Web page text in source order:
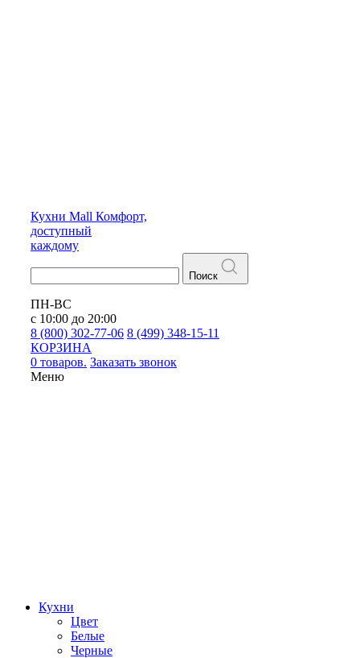
Кухни Mall Комфорт,
доступный
каждому
Поиск
ПН-ВС
с 10:00 до 20:00
8 (800) 302-77-06 8 (499) 348-15-11
КОРЗИНА
0 товаров. Заказать звонок
Меню
Кухни
Цвет
Белые
Черные